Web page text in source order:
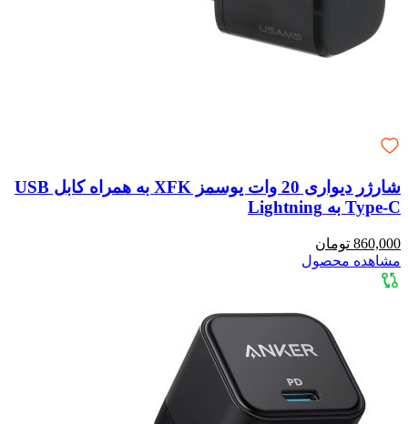
شارژر دیواری 20 وات یوسمز XFK به همراه کابل USB
Type-C به Lightning
860,000 تومان
مشاهده محصول